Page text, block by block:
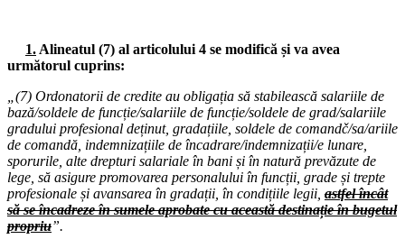
20.04.2026
Consiliul de administrație al I.S.J. Hunedoara
16.04.2026
Consiliul de administrație al I.S.J. Hunedoara
02.04.2026
Consiliul de administrație al I.S.J. Hunedoara
25.03.2026
Conferința de alegeri a CAR (IFN) SIP Hunedoara
1. Alineatul (7) al articolului 4 se modifică și va avea
următorul cuprins:
„(7) Ordonatorii de credite au obligația să stabilească salariile de
bază/soldele de funcție/salariile de funcție/soldele de grad/salariile
gradului profesional deținut, gradațiile, soldele de comandč/sa/ariile
de comandă, indemnizațiile de încadrare/indemnizații/e lunare,
sporurile, alte drepturi salariale în bani și în natură prevăzute de
lege, să asigure promovarea personalului în funcții, grade și trepte
profesionale și avansarea în gradații, în condițiile legii, astfel încât
să se încadreze în sumele aprobate cu această destinație în bugetul
propriu”.